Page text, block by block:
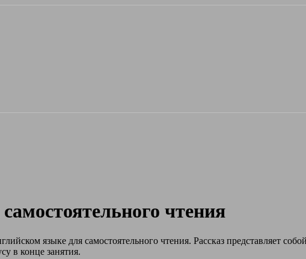
чтения
языке для самостоятельного чтения. Рассказ представляет
в конце занятия.